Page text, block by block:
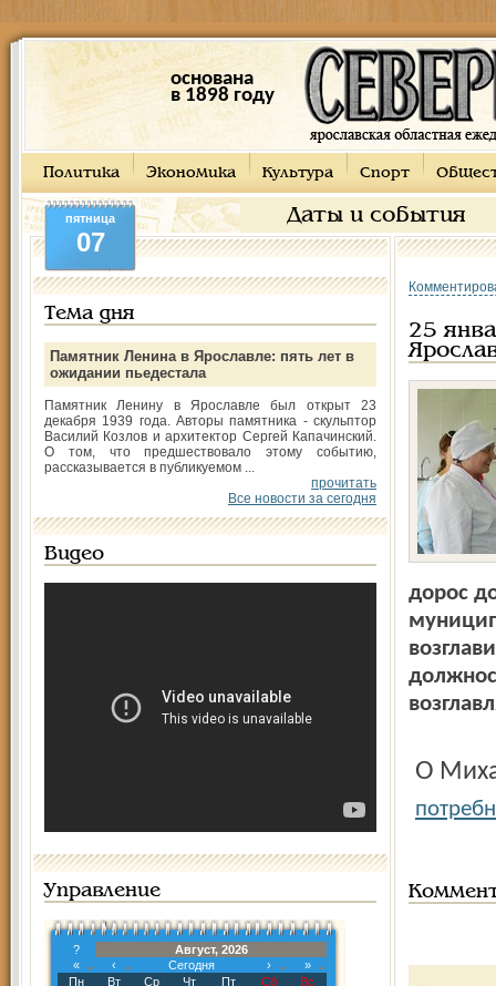
основана
в 1898 году
Политика Экономика Культура Спорт
Даты и события
пятница
07
Тема дня
Памятник Ленина в Ярославле: пять лет в
ожидании пьедестала
Памятник Ленину в Ярославле был открыт 23
декабря 1939 года. Авторы памятника - скульптор
Василий Козлов и архитектор Сергей Капачинский.
О том, что предшествовало этому событию,
рассказывается в публикуемом ...
прочитать
Все новости за сегодня
Видео
Управление
?
Август, 2026
«
‹ Сегодня ›
»
Пн
Вт Ср Чт Пт Сб
Вс
25
дорос
О